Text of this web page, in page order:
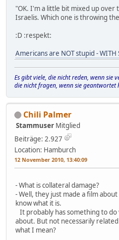
"OK. I'm a little bit mixed up over
Israelis. Which one is throwing
:D :respekt:
Americans are NOT stupid - WITH
Es gibt viele, die nicht reden, wenn sie
die nicht fragen, wenn sie geantwortet
Chili Palmer
Stammuser Mitglied
Beiträge: 2.927
Location: Hamburch
12 November 2010, 13:40:09
- What is collateral damage?
- Well, they just made a film
know what it is.
It probably has something to
about. But not necessarily
what I mean?